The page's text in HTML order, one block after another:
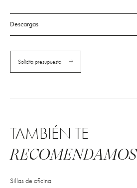
Descargas
Solicita presupuesto
TAMBIÉN TE
RECOMENDAMOS
Sillas de oficina